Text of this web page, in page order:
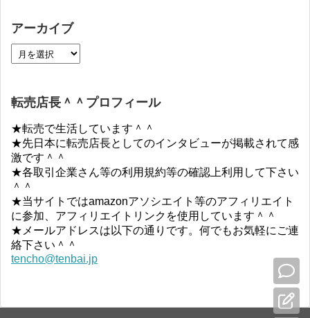
アーカイブ
転売店長＾＾プロフィール
★転売で生活しています＾＾
★先日本に転売店長としてのインタビューが掲載されて感
激です＾＾
★各取引企業さん等の利用規約等の確認上利用して下さい
＾＾
★当サイトではamazonアソシエイト等のアフィリエイト
に参加、アフィリエイトリンクを使用しています＾＾
★メールアドレスは以下の通りです。何でもお気軽にご連
絡下さい＾＾
tencho@tenbai.jp